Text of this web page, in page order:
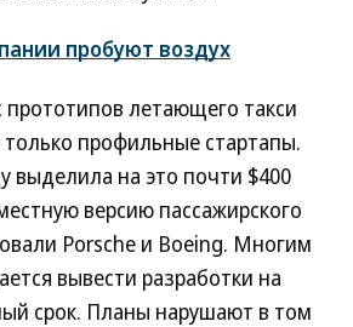
пробуют воздух
прототипов летающего такси
профильные стартапы.
выделила на это почти $400
версию пассажирского
Porsche и Boeing. Многим
вывести разработки на
срок. Планы нарушают в том